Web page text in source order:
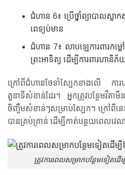
ជំហាន 6៖ ប្រើថ្នាំព្យាបាលស្លា
ពេទ្យប់មាន
ជំហាន 7៖ លាបឡេការពារកម្ត
ព្រះអាទិត្យ ដើម្បីការពារហានិ
ក្រៅ​ពី​ជំហាន​ថែទាំ​ស្បែក​ខាង​លើ កា
តួនាទី​សំខាន់​ដែរ។ អ្នកត្រូវបន្ថែមវី
ចិញ្ចឹមសំខាន់ៗសម្រាប់ស្បែក។ ក្រៅ​ពី​នេះ
បាន​គ្រប់គ្រាន់ ដើម្បី​កាត់​បន្ថយ​ពេល​វេ
ត្រូវ​ការ​ពេល​សម្រាក​បន្ថែម​ទៀត​ដ